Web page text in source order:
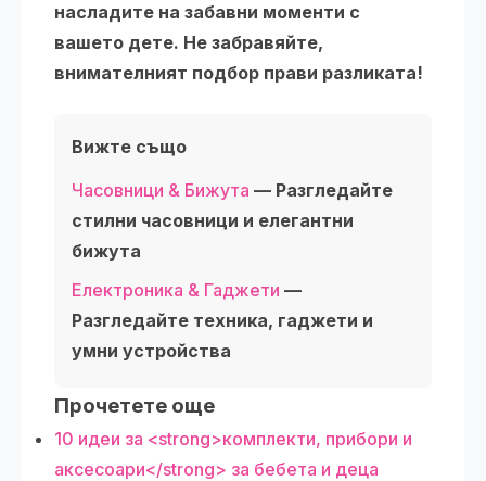
насладите на забавни моменти с
вашето дете. Не забравяйте,
внимателният подбор прави разликата!
Вижте също
Часовници & Бижута — Разгледайте
стилни часовници и елегантни
бижута
Електроника & Гаджети —
Разгледайте техника, гаджети и
умни устройства
Прочетете още
10 идеи за <strong>комплекти, прибори и
аксесоари</strong> за бебета и деца